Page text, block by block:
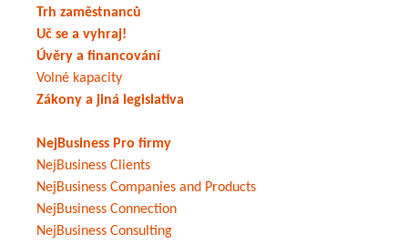
Trh zaměstnanců
Uč se a vyhraj!
Úvěry a financování
Volné kapacity
Zákony a jiná legislativa
NejBusiness Pro firmy
NejBusiness Clients
NejBusiness Companies and Products
NejBusiness Connection
NejBusiness Consulting